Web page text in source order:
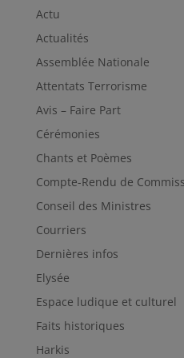
Actu
Actualités
Assemblée Nationale
Attentats Terrorisme
Avis – Faire Part
Cérémonies
Chants et Poèmes
Compte-Rendu de
Conseil des Ministres
Courriers
Dernières infos
Elysée
Espace ludique et culturel
Faits historiques
Harkis